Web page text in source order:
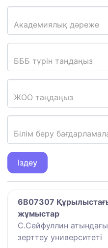
Академиялық дәреже
БББ түрін таңдаңыз
ЖОО таңдаңыз
Білім беру
Іздеу
6B07307
жұмыстар
С.Сейфуллин
зерттеу университеті